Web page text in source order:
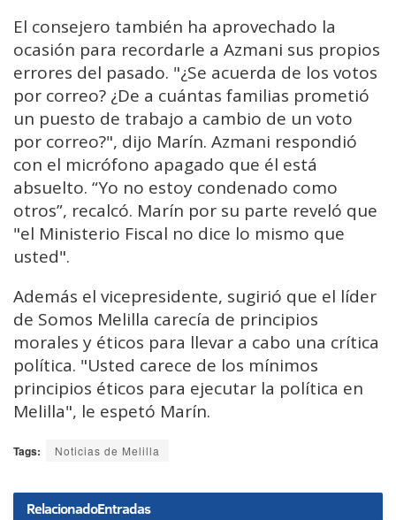
El consejero también ha aprovechado la
ocasión para recordarle a Azmani sus propios
errores del pasado. "¿Se acuerda de los votos
por correo? ¿De a cuántas familias prometió
un puesto de trabajo a cambio de un voto
por correo?", dijo Marín. Azmani respondió
con el micrófono apagado que él está
absuelto. “Yo no estoy condenado como
otros”, recalcó. Marín por su parte reveló que
"el Ministerio Fiscal no dice lo mismo que
usted".
Además el vicepresidente, sugirió que el líder
de Somos Melilla carecía de principios
morales y éticos para llevar a cabo una crítica
política. "Usted carece de los mínimos
principios éticos para ejecutar la política en
Melilla", le espetó Marín.
Tags: Noticias de Melilla
RelacionadoEntradas